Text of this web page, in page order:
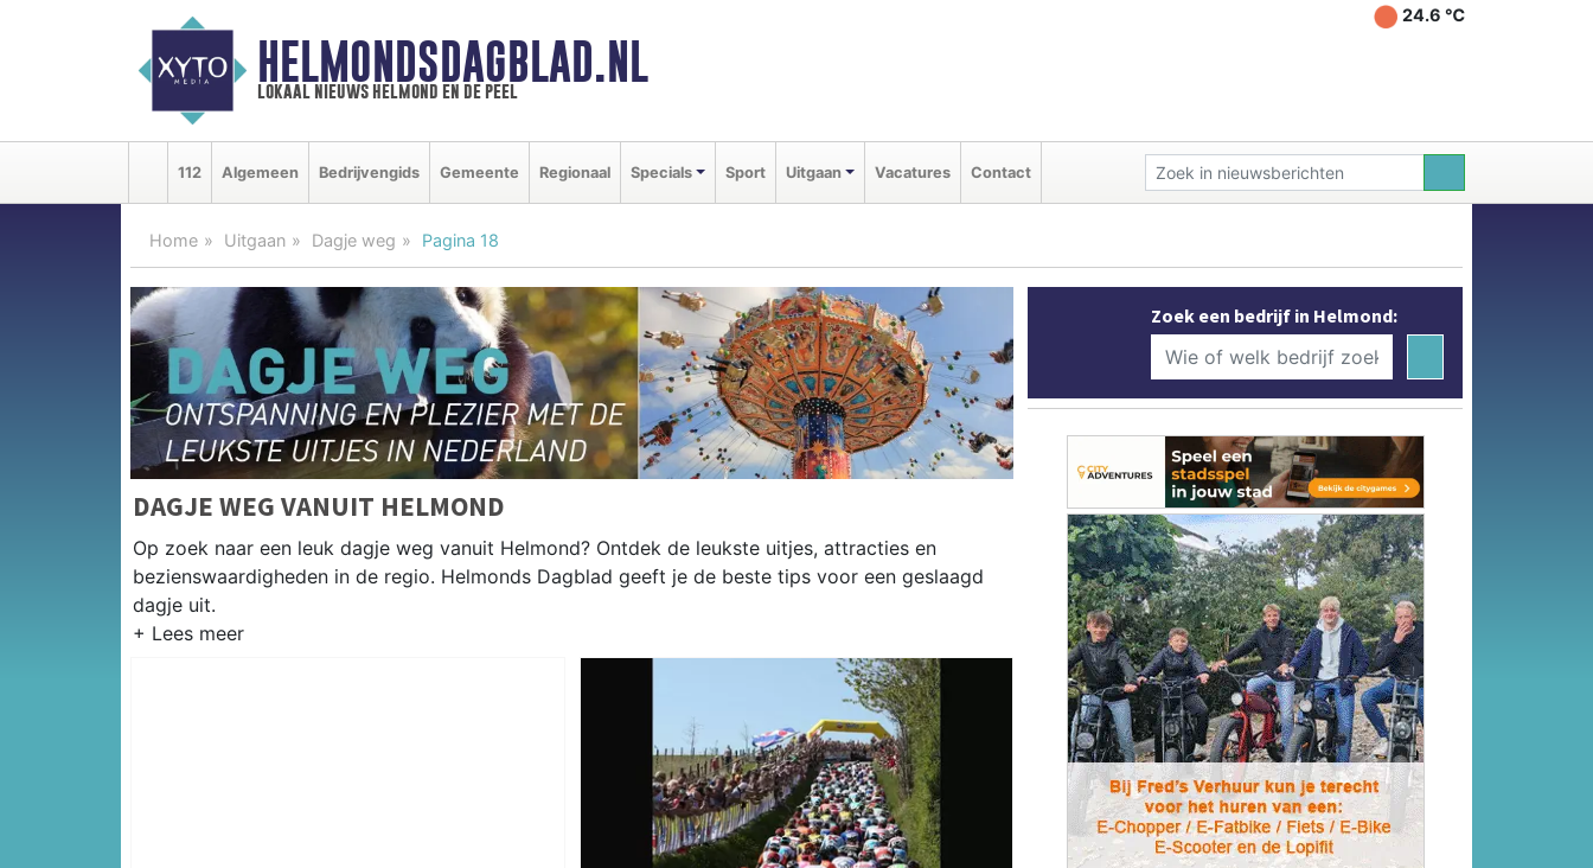
HELMONDSDAGBLAD.NL
lokaal nieuws helmond en de peel
24.6 ℃
112 Algemeen Bedrijvengids Gemeente Regionaal Specials Sport Uitgaan Vacatures Contact
Home Uitgaan Dagje weg Pagina 18
DAGJE WEG VANUIT HELMOND
Op zoek naar een leuk dagje weg vanuit Helmond? Ontdek de leukste uitjes, attracties en
bezienswaardigheden in de regio. Helmonds Dagblad geeft je de beste tips voor een geslaagd
dagje uit.
Zoek een bedrijf in Helmond: